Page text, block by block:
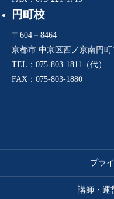
円町校
〒604－8464
京都市 中京区西ノ京南円町1
TEL：075-803-1811（代）
FAX：075-803-1880
プラ
講師・運